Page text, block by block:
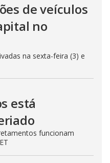
de veículos
no
na sexta-feira (3) e
está
funcionam